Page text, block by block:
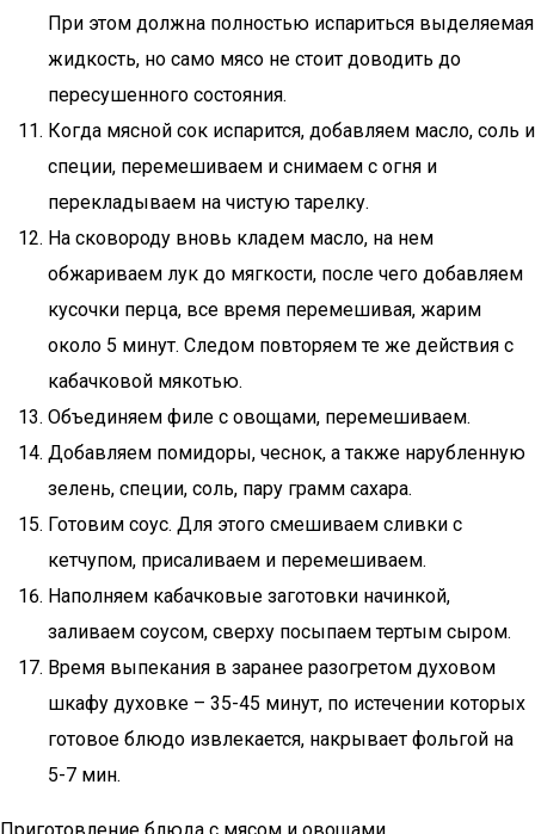
При этом должна полностью испариться выделяемая
жидкость, но само мясо не стоит доводить до
пересушенного состояния.
Когда мясной сок испарится, добавляем масло, соль и
специи, перемешиваем и снимаем с огня и
перекладываем на чистую тарелку.
На сковороду вновь кладем масло, на нем
обжариваем лук до мягкости, после чего добавляем
кусочки перца, все время перемешивая, жарим
около 5 минут. Следом повторяем те же действия с
кабачковой мякотью.
Объединяем филе с овощами, перемешиваем.
Добавляем помидоры, чеснок, а также нарубленную
зелень, специи, соль, пару грамм сахара.
Готовим соус. Для этого смешиваем сливки с
кетчупом, присаливаем и перемешиваем.
Наполняем кабачковые заготовки начинкой,
заливаем соусом, сверху посыпаем тертым сыром.
Время выпекания в заранее разогретом духовом
шкафу духовке – 35-45 минут, по истечении которых
готовое блюдо извлекается, накрывает фольгой на
5-7 мин.